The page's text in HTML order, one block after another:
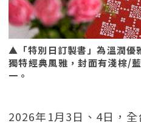
▲「特別日訂製書」為溫潤優
獨特經典風雅，封面有淺棕/
一。
2026年1月3日、4日，